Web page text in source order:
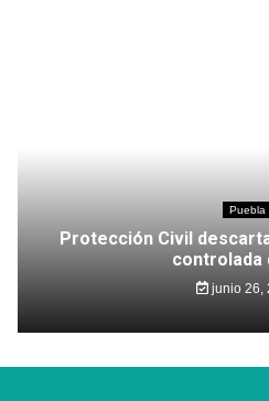
Puebla
Protección Civil
controlada
junio 26,